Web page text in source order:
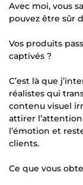
Avec moi, vous
pouvez être sûr
Vos produits
captivés ?
C’est là que
réalistes qui
contenu visuel
attirer
l’émotion et
clients.
Ce que vous